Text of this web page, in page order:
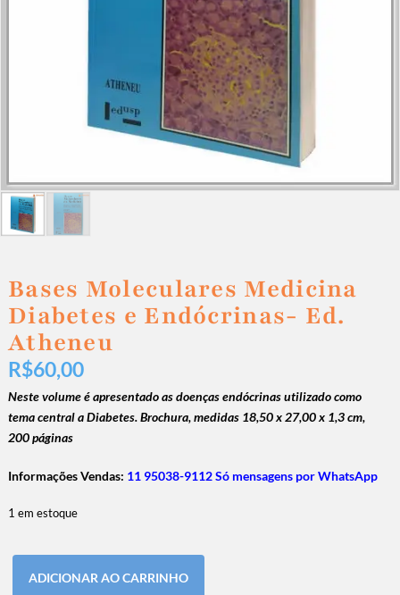
Bases Moleculares Medicina
Diabetes e Endócrinas- Ed.
Atheneu
R$60,00
Neste volume é apresentado as doenças endócrinas utilizado como
tema central a Diabetes. Brochura, medidas 18,50 x 27,00 x 1,3 cm,
200 páginas
Informações Vendas: 11 95038-9112 Só mensagens por WhatsApp
1 em estoque
ADICIONAR AO CARRINHO